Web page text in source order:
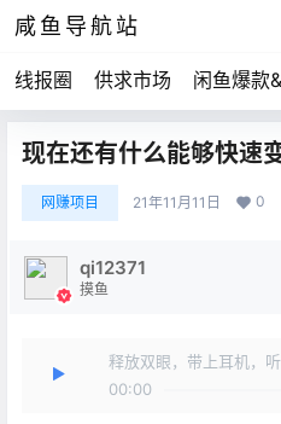
咸鱼导航站
线报圈 供求市场 闲鱼爆款
现在还有什么能够快速
网赚项目 21年11月11日 0
qi12371
摸鱼
释放双眼，带上耳机，听
00:00